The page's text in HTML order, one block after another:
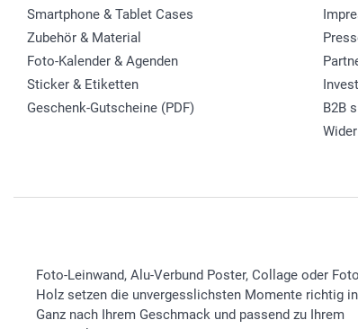
Smartphone & Tablet Cases
Zubehör & Material
Foto-Kalender & Agenden
Sticker & Etiketten
Geschenk-Gutscheine (PDF)
B2B
Foto-Leinwand, Alu-Verbund Poster, Collage oder
Holz setzen die unvergesslichsten Momente richtig
Ganz nach Ihrem Geschmack und passend zu Ihrem